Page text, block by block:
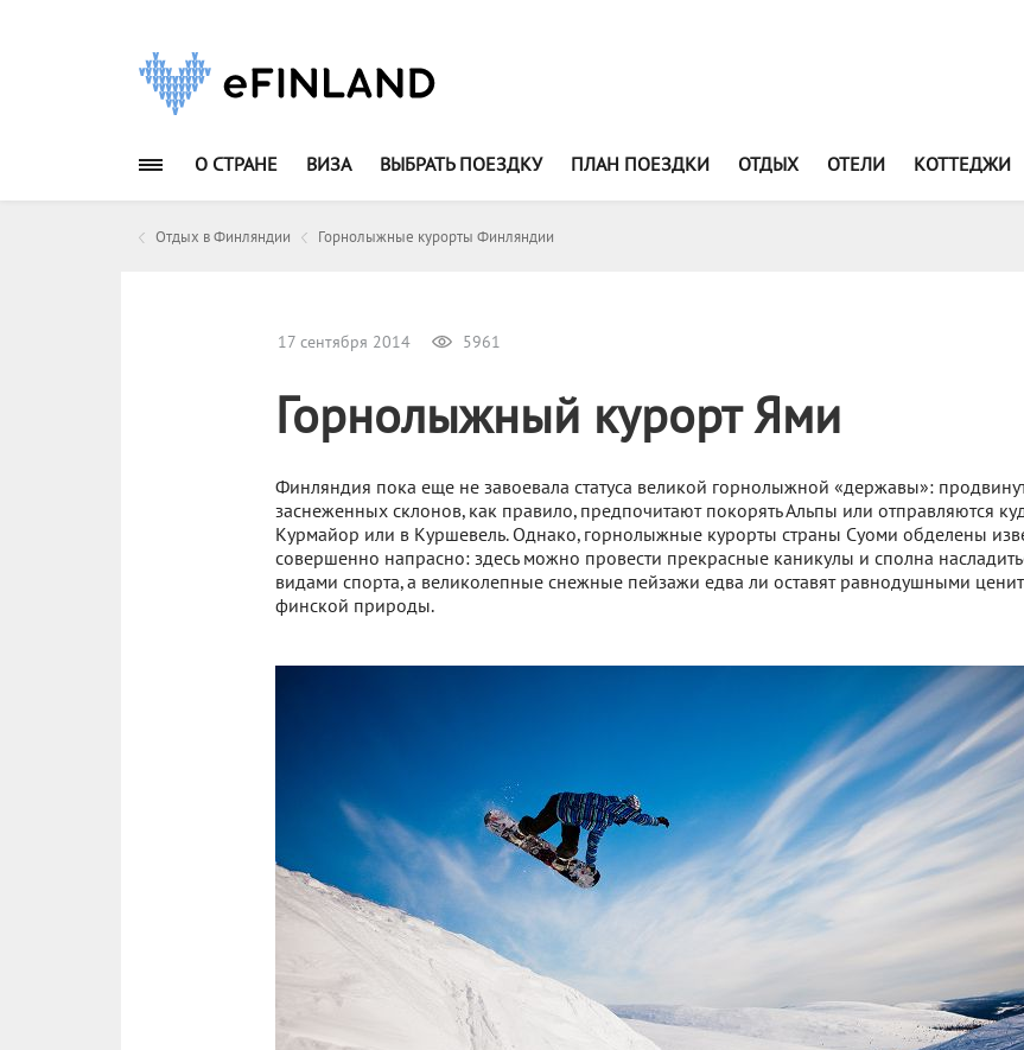
О СТРАНЕ ВИЗА ВЫБРАТЬ ПОЕЗДКУ ПЛАН ПОЕЗДКИ ОТДЫХ ОТЕЛИ КОТТЕДЖИ
Отдых в Финляндии Горнолыжные курорты Финляндии
17 сентября 2014 5961
Горнолыжный курорт Ями
Финляндия пока еще не завоевала статуса великой горнолыжной «державы»:
заснеженных склонов, как правило, предпочитают покорять Альпы или отправляются
Курмайор или в Куршевель. Однако, горнолыжные курорты страны Суоми обделены
совершенно напрасно: здесь можно провести прекрасные каникулы и сполна
видами спорта, а великолепные снежные пейзажи едва ли оставят равнодушными
финской природы.